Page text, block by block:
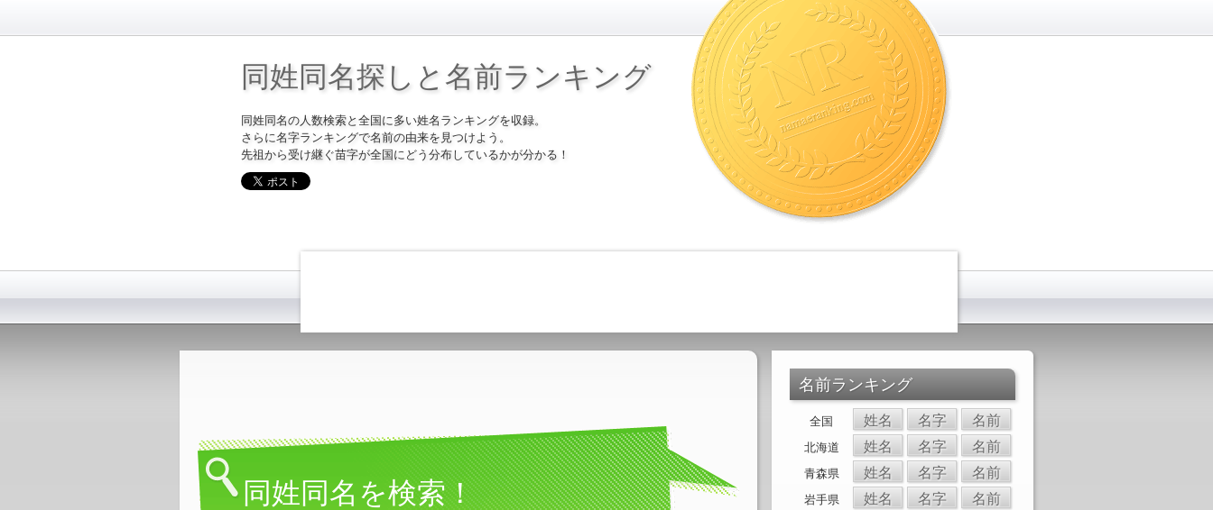
同姓同名探しと名前ランキング
同姓同名の人数検索と全国に多い姓名ランキングを収録。
さらに名字ランキングで名前の由来を見つけよう。
先祖から受け継ぐ苗字が全国にどう分布しているかが分かる！
同姓同名を検索！
名前ランキング
全国 姓名 名字 名前
北海道 姓名 名字 名前
青森県 姓名 名字 名前
岩手県 姓名 名字 名前